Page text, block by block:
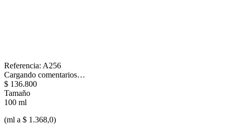
Referencia: A256
Cargando comentarios…
$ 136.800
Tamaño
100 ml
(ml a $ 1.368,0)